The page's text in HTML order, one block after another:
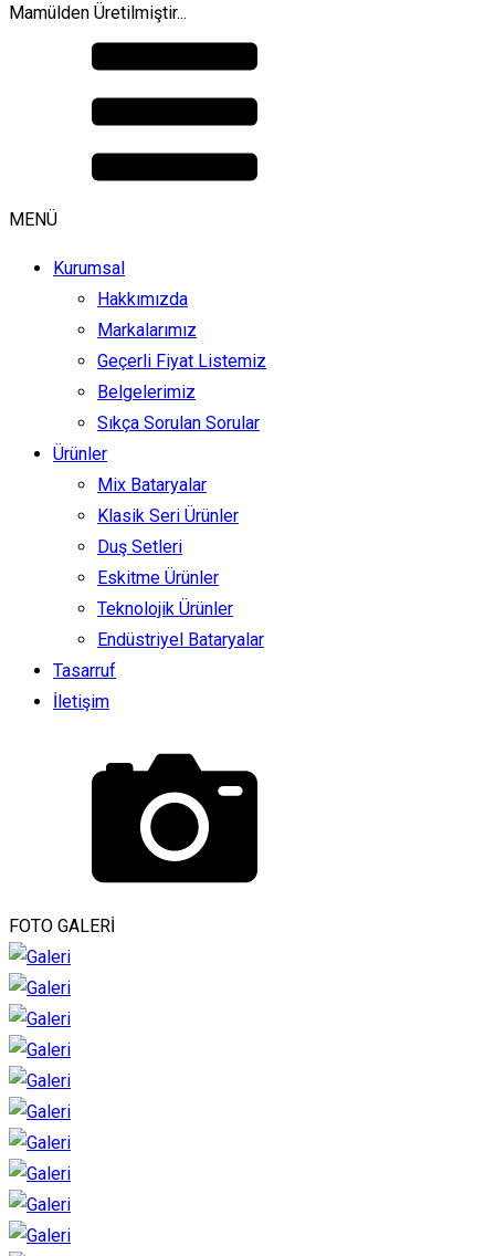
Mamülden Üretilmiştir...
MENÜ
Kurumsal
Hakkımızda
Markalarımız
Geçerli Fiyat Listemiz
Belgelerimiz
Sıkça Sorulan Sorular
Ürünler
Mix Bataryalar
Klasik Seri Ürünler
Duş Setleri
Eskitme Ürünler
Teknolojik Ürünler
Endüstriyel Bataryalar
Tasarruf
İletişim
FOTO GALERİ